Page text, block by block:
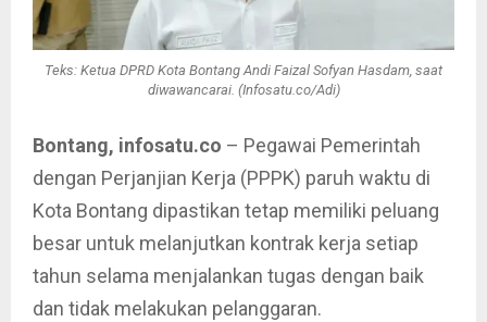
Teks: Ketua DPRD Kota Bontang Andi Faizal Sofyan Hasdam, saat
diwawancarai. (Infosatu.co/Adi)
Bontang, infosatu.co – Pegawai Pemerintah
dengan Perjanjian Kerja (PPPK) paruh waktu di
Kota Bontang dipastikan tetap memiliki peluang
besar untuk melanjutkan kontrak kerja setiap
tahun selama menjalankan tugas dengan baik
dan tidak melakukan pelanggaran.